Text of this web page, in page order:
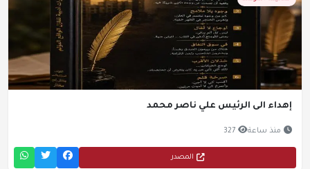
إهداء الى الرئيس علي ناصر محمد
منذ ساعة 327
المصدر